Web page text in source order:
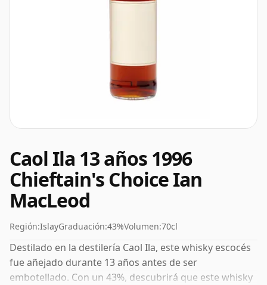
Caol Ila 13 años 1996
Chieftain's Choice Ian
MacLeod
Región:IslayGraduación:43%Volumen:70cl
Destilado en la destilería Caol Ila, este whisky escocés
fue añejado durante 13 años antes de ser
embotellado. Con un 43%, descubrirá que este whisky